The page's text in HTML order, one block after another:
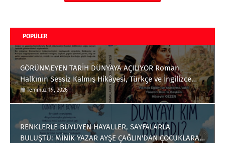
POPÜLER
GÖRÜNMEYEN TARİH DÜNYAYA AÇILIYOR Roman
Halkının Sessiz Kalmış Hikâyesi, Türkçe ve İngilizce
Olarak Okuyucuyla Buluştu
Temmuz 19, 2026
RENKLERLE BÜYÜYEN HAYALLER, SAYFALARLA
BULUŞTU: MİNİK YAZAR AYŞE ÇAĞLIN'DAN ÇOCUKLARA